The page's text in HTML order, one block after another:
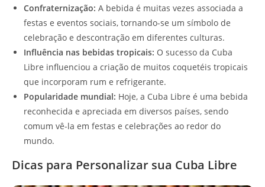
Confraternização: A bebida é muitas vezes associada a
festas e eventos sociais, tornando-se um símbolo de
celebração e descontração em diferentes culturas.
Influência nas bebidas tropicais: O sucesso da Cuba
Libre influenciou a criação de muitos coquetéis tropicais
que incorporam rum e refrigerante.
Popularidade mundial: Hoje, a Cuba Libre é uma bebida
reconhecida e apreciada em diversos países, sendo
comum vê-la em festas e celebrações ao redor do
mundo.
Dicas para Personalizar sua Cuba Libre